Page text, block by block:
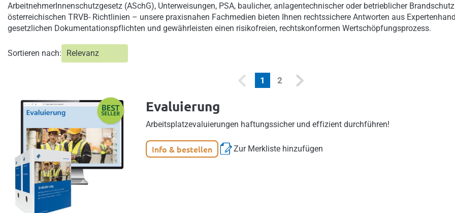
ArbeitnehmerInnenschutzgesetz (ASchG), Unterweisungen, PSA, baulicher, anlagentechnischer oder betrieblicher
österreichischen TRVB- Richtlinien – unsere praxisnahen Fachmedien bieten Ihnen rechtssichere Antworten aus
gesetzlichen Dokumentationspflichten und gewährleisten einen risikofreien, rechtskonformen Wertschöpfungsprozess.
Sortieren nach:
1 (current)
2
Evaluierung
Arbeitsplatzevaluierungen haftungssicher und effizient durchführen!
Info & bestellen Zur Merkliste hinzufügen